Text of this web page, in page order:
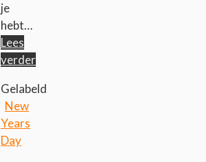
je
hebt…
Lees
verder
Gelabeld
New
Years
Day